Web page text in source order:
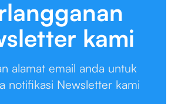
kami
alamat email anda untuk
notifikasi Newsletter kami